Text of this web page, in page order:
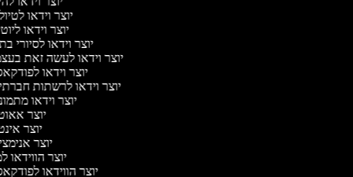
יוצר וידאו
יוצר וידאו
יוצר וידאו לסיורי
יוצר וידאו לעשה זאת
יוצר וידאו
יוצר וידאו לרשתות
יוצר וידאו
יוצר
יוצר
יוצר
יוצר הווידאו
יוצר הווידאו